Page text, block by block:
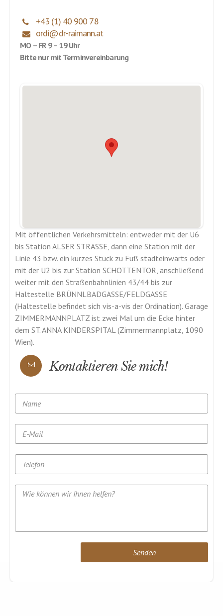
Bitte nur mit Termin­vereinbarung
mit der U2 bis zur Station SCHOTTENTOR, anschließend
weiter mit den Straßenbahnlinien 43/44 bis zur
Haltestelle BRÜNNLBADGASSE/FELDGASSE
(Haltestelle befindet sich vis-a-vis der Ordination). Garage
ZIMMERMANNPLATZ ist zwei Mal um die Ecke hinter
dem ST. ANNA KINDERSPITAL (Zimmermannplatz, 1090
Wien).
Kontaktieren Sie mich!